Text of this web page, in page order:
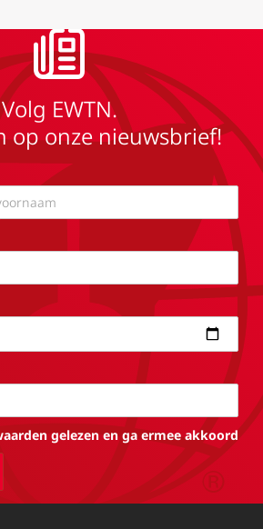
Volg EWTN.
op onze nieuwsbrief!
gelezen en ga ermee akkoord